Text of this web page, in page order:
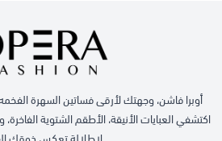
أوبرا فاشن، وجهتك لأرقى فساتين السهرة الفخمه
اكتشفي العبايات الأنيقة، الأطقم الشتوية الفاخرة،